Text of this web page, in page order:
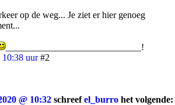
op de weg... Je ziet er hier genoeg
_____________________________!
10:38 uur #2
@ 10:32 schreefel_burro het volgende: